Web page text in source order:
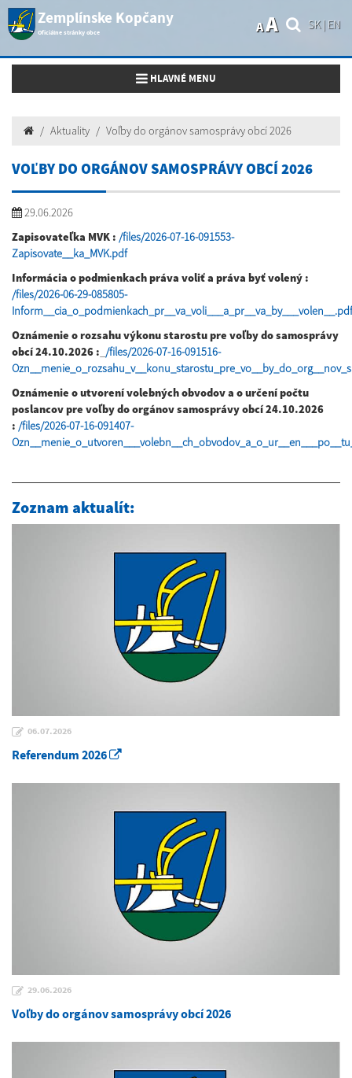
Zemplínske Kopčany
Oficiálne stránky obce
SK| EN
AA
Toggle navigation
HLAVNÉ MENU
Aktuality Voľby do orgánov samosprávy obcí 2026
VOĽBY DO ORGÁNOV SAMOSPRÁVY OBCÍ 2026
29.06.2026
Zapisovateľka MVK : /files/2026-07-16-091553-
Zapisovate__ka_MVK.pdf
Informácia o podmienkach práva voliť a práva byť volený :
/files/2026-06-29-085805-
Inform__cia_o_podmienkach_pr__va_voli___a_pr__va_by___volen__.pdf
Oznámenie o rozsahu výkonu starostu pre voľby do samosprávy
obcí 24.10.2026 : /files/2026-07-16-091516-
Oznámenie o utvorení volebných obvodov a o určení počtu
poslancov pre voľby do orgánov samosprávy obcí 24.10.2026
: /files/2026-07-16-091407-
Zoznam aktualít:
06.07.2026
Referendum 2026
29.06.2026
Voľby do orgánov samosprávy obcí 2026